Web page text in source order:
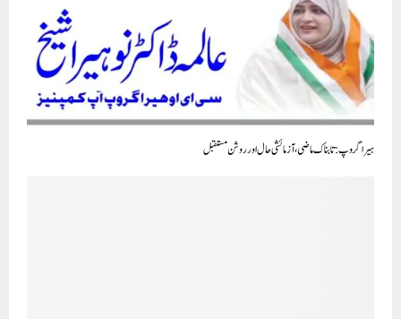
ہیرا گروپ : تابناک ماضی، آزمائشی حال اور روشن مستقبل